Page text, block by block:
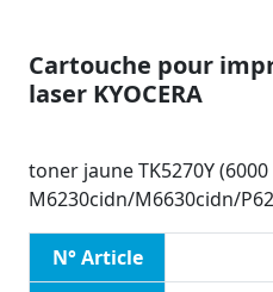
Cartouche pour
laser KYOCERA
toner jaune TK5270Y (6000
M6230cidn/M6630cidn/
N° Article